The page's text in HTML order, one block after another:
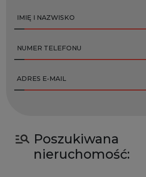
IMIĘ I NAZWISKO
NUMER TELEFONU
ADRES E-MAIL
Poszukiwana
nieruchomość: